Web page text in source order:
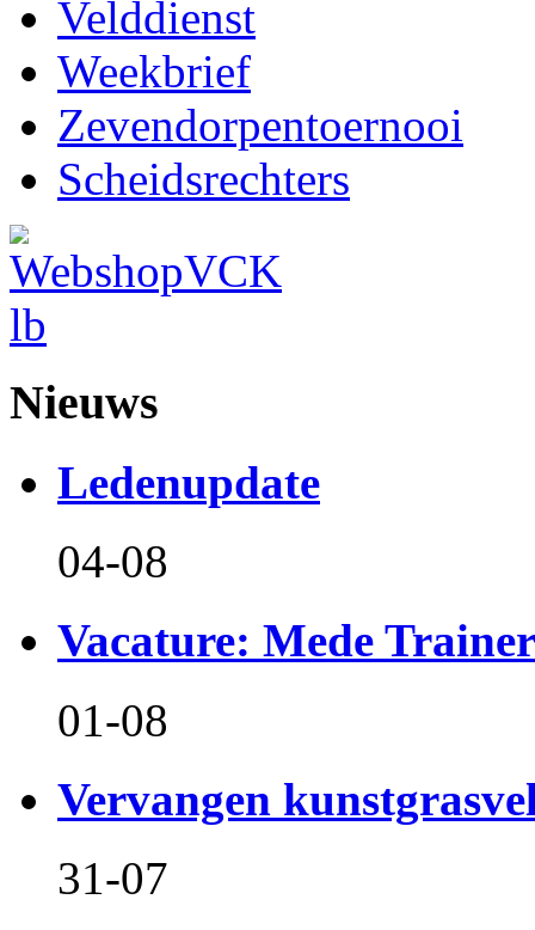
Velddienst
Weekbrief
Zevendorpentoernooi
Scheidsrechters
Nieuws
Ledenupdate
04-08
Vacature: Mede
01-08
Vervangen
31-07